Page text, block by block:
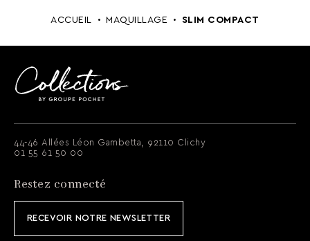
ACCUEIL MAQUILLAGE SLIM COMPACT
44-46 Allées Léon Gambetta, 92110 Clichy
01 55 61 50 00
Restez connecté
RECEVOIR NOTRE NEWSLETTER